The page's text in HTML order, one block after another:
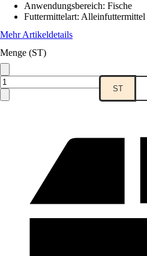
Anwendungsbereich: Fische
Futtermittelart: Alleinfuttermittel
Mehr Artikeldetails
Menge (ST)
ST